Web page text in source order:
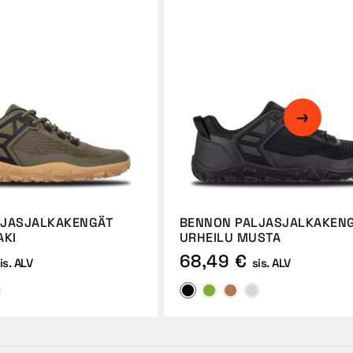
ALV
BENNON
URHEILU MUSTA
68,49 € sis. ALV